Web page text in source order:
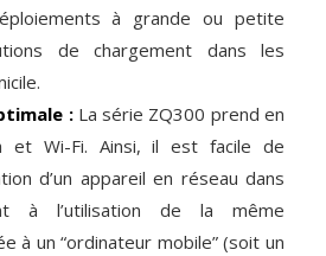
à grande ou petite
de chargement dans les
: La série ZQ300 prend en
et Wi-Fi. Ainsi, il est facile de
d’un appareil en réseau dans
à l’utilisation de la même
à un “ordinateur mobile” (soit un